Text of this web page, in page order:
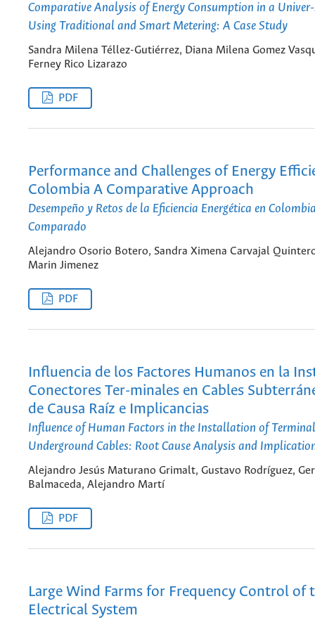
Comparative Analysis of Energy Consumption in a
Using Traditional and Smart Metering: A Case Study
Sandra Milena Téllez-Gutiérrez, Diana Milena Gomez
Ferney Rico Lizarazo
PDF
Performance and Challenges of Energy
Colombia A Comparative Approach
Desempeño y Retos de la Eficiencia Energética en
Comparado
Alejandro Osorio Botero, Sandra Ximena Carvajal
Marin Jimenez
PDF
Influencia de los Factores Humanos en la
Conectores Ter-minales en Cables
de Causa Raíz e Implicancias
Influence of Human Factors in the Installation of
Underground Cables: Root Cause Analysis and
Alejandro Jesús Maturano Grimalt, Gustavo Rodríguez,
Balmaceda, Alejandro Martí
PDF
Large Wind Farms for Frequency Control of
Electrical System